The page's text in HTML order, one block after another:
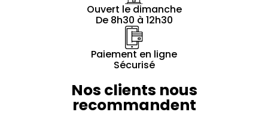
Ouvert le dimanche
De 8h30 à 12h30
Paiement en ligne
Sécurisé
Nos clients nous
recommandent